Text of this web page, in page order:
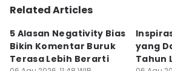
Related Articles
5 Alasan Negativity Bias
Bikin Komentar Buruk
Terasa Lebih Berarti
yang
Tahun